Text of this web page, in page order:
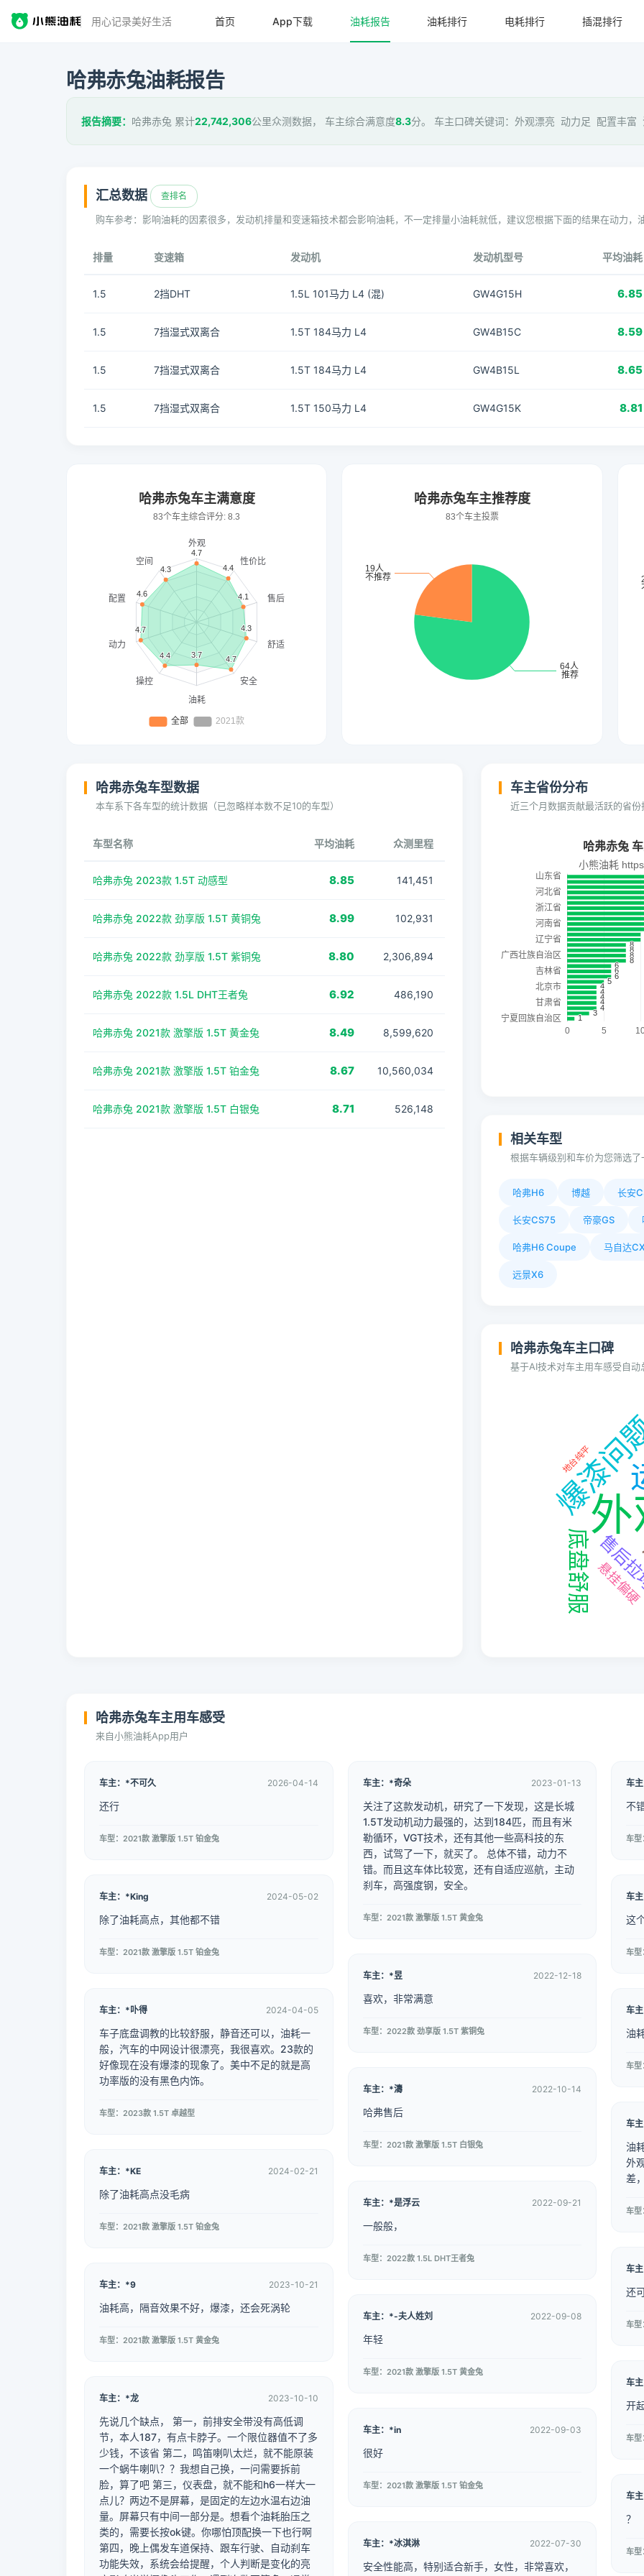
用心记录美好生活 首页 App下载 油耗报告 油耗排行 电耗排行 插混排行
哈弗赤兔油耗报告
报告摘要： 哈弗赤兔 累计22,742,306公里众测数据， 车主综合满意度8.3分。 车主口碑关键词：外观漂亮 动力足 配置丰
汇总数据 查排名
购车参考：影响油耗的因素很多，发动机排量和变速箱技术都会影响油耗，不一定排量小油耗就低，建议您根据下面的结果在动力
排量 变速箱 发动机 发动机型号 平均油耗
1.5 2挡DHT 1.5L 101马力 L4 (混) GW4G15H 6.85
1.5 7挡湿式双离合 1.5T 184马力 L4 GW4B15C 8.59
1.5 7挡湿式双离合 1.5T 184马力 L4 GW4B15L 8.65
1.5 7挡湿式双离合 1.5T 150马力 L4 GW4G15K 8.81
哈弗赤兔车型数据
本车系下各车型的统计数据（已忽略样本数不足10的车型）
车型名称 平均油耗 众测里程
哈弗赤兔 2023款 1.5T 动感型 8.85 141,451
哈弗赤兔 2022款 劲享版 1.5T 黄铜兔 8.99 102,931
哈弗赤兔 2022款 劲享版 1.5T 紫铜兔 8.80 2,306,894
哈弗赤兔 2022款 1.5L DHT王者兔 6.92 486,190
哈弗赤兔 2021款 激擎版 1.5T 黄金兔 8.49 8,599,620
哈弗赤兔 2021款 激擎版 1.5T 铂金兔 8.67 10,560,034
哈弗赤兔 2021款 激擎版 1.5T 白银兔 8.71 526,148
车主省份分布
近三个月数据贡献最活跃的省份
相关车型
根据车辆级别和车价为您筛选
哈弗H6 博越 长安
长安CS75 帝豪GS
哈弗H6 Coupe 马自达
远景X6
哈弗赤兔车主口碑
基于AI技术对车主用车感受自
哈弗赤兔车主用车感受
来自小熊油耗App用户
车主：*不可久 2026-04-14
还行
车型：2021款 激擎版 1.5T 铂金兔
车主：*King 2024-05-02
除了油耗高点，其他都不错
车型：2021款 激擎版 1.5T 铂金兔
车主：*卟得 2024-04-05
车子底盘调教的比较舒服，静音还可以，油耗一
般，汽车的中网设计很漂亮，我很喜欢。23款的
好像现在没有爆漆的现象了。美中不足的就是高
功率版的没有黑色内饰。
车型：2023款 1.5T 卓越型
车主：*KE 2024-02-21
除了油耗高点没毛病
车型：2021款 激擎版 1.5T 铂金兔
车主：*9 2023-10-21
油耗高，隔音效果不好，爆漆，还会死涡轮
车型：2021款 激擎版 1.5T 黄金兔
车主：*龙 2023-10-10
先说几个缺点， 第一，前排安全带没有高低调
节，本人187，有点卡脖子。一个限位器值不了多
少钱，不该省 第二，鸣笛喇叭太烂，就不能原装
一个蜗牛喇叭？？我想自己换，一问需要拆前
脸，算了吧 第三，仪表盘，就不能和h6一样大一
点儿？两边不是屏幕，是固定的左边水温右边油
量。屏幕只有中间一部分是。想看个油耗胎压之
类的，需要长按ok键。你哪怕顶配换一下也行啊
第四，晚上偶发车道保持、跟车行驶、自动刹车
功能失效，系统会给提醒，个人判断是变化的亮
车主：*奇朵 2023-01-13
关注了这款发动机，研究了一下发现，这是长城
1.5T发动机动力最强的，达到184匹，而且有米
勒循环，VGT技术，还有其他一些高科技的东
西，试驾了一下，就买了。 总体不错，动力不
错。而且这车体比较宽，还有自适应巡航，主动
刹车，高强度钢，安全。
车型：2021款 激擎版 1.5T 黄金兔
车主：*昱 2022-12-18
喜欢，非常满意
车型：2022款 劲享版 1.5T 紫铜兔
车主：*濤 2022-10-14
哈弗售后
车型：2021款 激擎版 1.5T 白银兔
车主：*是浮云 2022-09-21
一般般，
车型：2022款 1.5L DHT王者兔
车主：*-夫人姓刘 2022-09-08
年轻
车型：2021款 激擎版 1.5T 黄金兔
车主：*in 2022-09-03
很好
车型：2021款 激擎版 1.5T 铂金兔
车主：*冰淇淋 2022-07-30
安全性能高，特别适合新手，女性，非常喜欢，
车
不
车型
车
这
车型
车
油
车型
车
油
外
差
车型
车
还
车型
车
开
车型
车
？
车型